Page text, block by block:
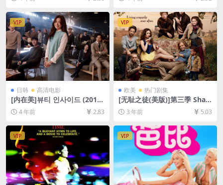
P超清未删减][MP4/8GB][中
英字幕]
[中英字幕]
VIP
日韩 高清电影
[内在美]뷰티 인사이드 (2015)
[百度网盘+迅雷云盘资源1080
P超清未删减][MP4/8GB][韩
4 年前 2.83
VIP
欧美 热门剧集
[无耻之徒(美版)]第三季 Sha
meless Season 3 (2013)[百
度网盘+夸克网盘1080P超清
载][MP4/41GB][中英字幕]
3 年前 5.03
VIP VIP